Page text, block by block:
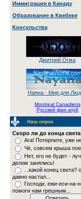
Иммиграция в Канаду
Образование в Квебеке
Консульства
Дмитрий Огма
Наяна - Мир для
Montreal Canadiens
Русский фан клуб
Наш опрос
Скоро ли до конца
Ага! Потерпите, уже не
Чё, совсем крыша
Нет, его не будет -
делом занялись!
...какой конец света?
давно настал...
Господи, ежи-еси-на-
помоги нам грешным...